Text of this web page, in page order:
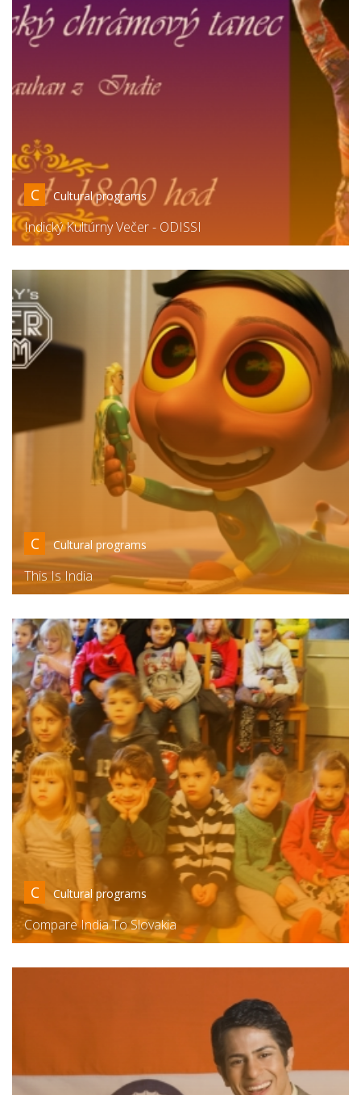
C Cultural programs
Indický Kultúrny Večer - ODISSI
C Cultural programs
This Is India
C Cultural programs
Compare India To Slovakia